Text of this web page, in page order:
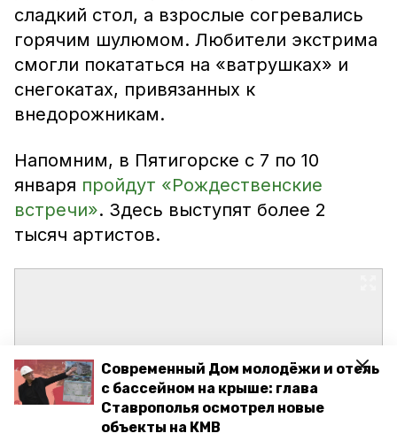
Современный Дом молодёжи и отель
с бассейном на крыше: глава
Ставрополья осмотрел новые
объекты на КМВ
сладкий стол, а взрослые согревались
горячим шулюмом. Любители экстрима
смогли покататься на «ватрушках» и
снегокатах, привязанных к
внедорожникам.
Напомним, в Пятигорске с 7 по 10
января пройдут «Рождественские
встречи». Здесь выступят более 2
тысяч артистов.